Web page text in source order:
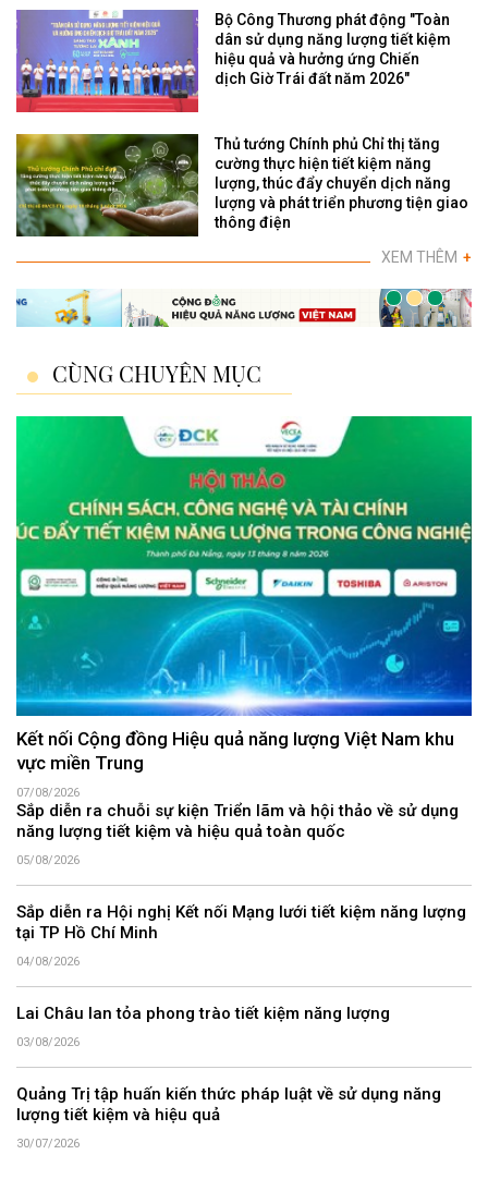
Bộ Công Thương phát động "Toàn
dân sử dụng năng lượng tiết kiệm
hiệu quả và hưởng ứng Chiến
dịch Giờ Trái đất năm 2026"
Thủ tướng Chính phủ Chỉ thị tăng
cường thực hiện tiết kiệm năng
lượng, thúc đẩy chuyển dịch năng
lượng và phát triển phương tiện giao
thông điện
XEM THÊM +
CÙNG CHUYÊN MỤC
Kết nối Cộng đồng Hiệu quả năng lượng Việt Nam khu
vực miền Trung
07/08/2026
Sắp diễn ra chuỗi sự kiện Triển lãm và hội thảo về sử dụng
năng lượng tiết kiệm và hiệu quả toàn quốc
05/08/2026
Sắp diễn ra Hội nghị Kết nối Mạng lưới tiết kiệm năng lượng
tại TP Hồ Chí Minh
04/08/2026
Lai Châu lan tỏa phong trào tiết kiệm năng lượng
03/08/2026
Quảng Trị tập huấn kiến thức pháp luật về sử dụng năng
lượng tiết kiệm và hiệu quả
30/07/2026